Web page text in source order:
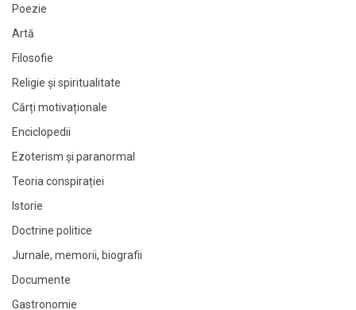
Poezie
Artă
Filosofie
Religie și spiritualitate
Cărți motivaționale
Enciclopedii
Ezoterism și paranormal
Teoria conspirației
Istorie
Doctrine politice
Jurnale, memorii, biografii
Documente
Gastronomie